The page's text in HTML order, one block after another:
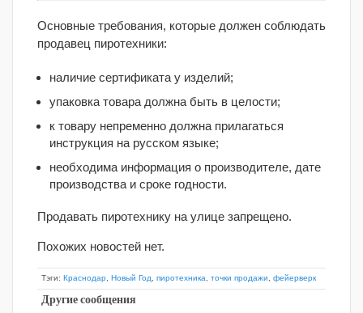
Основные требования, которые должен соблюдать
продавец пиротехники:
наличие сертификата у изделий;
упаковка товара должна быть в целости;
к товару непременно должна прилагаться
инструкция на русском языке;
необходима информация о производителе, дате
производства и сроке годности.
Продавать пиротехнику на улице запрещено.
Похожих новостей нет.
Тэги: Краснодар Новый Год пиротехника точки продажи фейерверк
Другие сообщения